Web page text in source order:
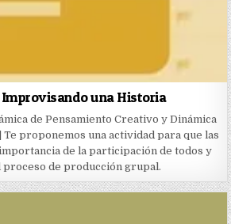
una Historia
de Pensamiento Creativo y Dinámica
Te proponemos una actividad para que las
de la participación de todos y
proceso de producción grupal.